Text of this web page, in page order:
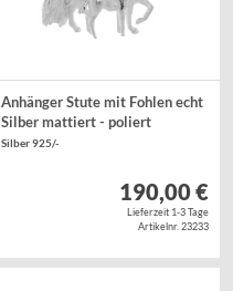
Anhänger Stute mit Fohlen echt
Silber mattiert - poliert
Silber 925/-
190,00 €
Lieferzeit 1-3 Tage
Artikelnr. 23233